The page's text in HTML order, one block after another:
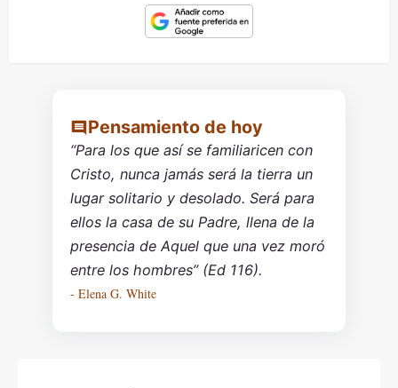
Pensamiento de hoy
“Para los que así se familiaricen con
Cristo, nunca jamás será la tierra un
lugar solitario y desolado. Será para
ellos la casa de su Padre, llena de la
presencia de Aquel que una vez moró
entre los hombres” (Ed 116).
- Elena G. White